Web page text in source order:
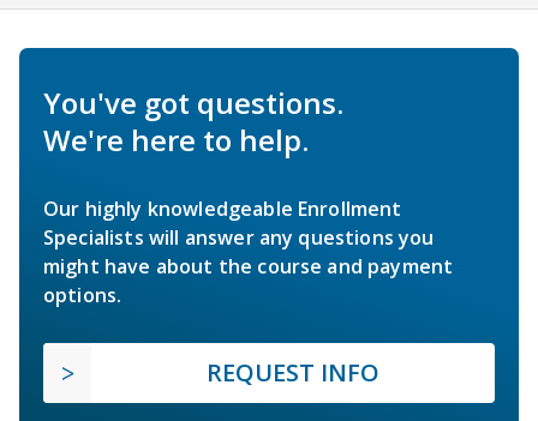
You've got questions.
We're here to help.
Our highly knowledgeable Enrollment
Specialists will answer any questions you
might have about the course and payment
options.
REQUEST INFO